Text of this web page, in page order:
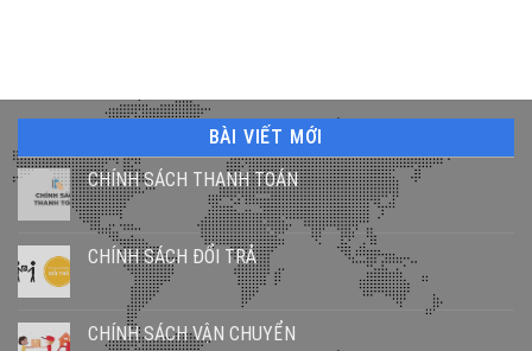
BÀI VIẾT MỚI
CHÍNH SÁCH THANH TOÁN
CHÍNH SÁCH ĐỔI TRẢ
CHÍNH SÁCH VẬN CHUYỂN